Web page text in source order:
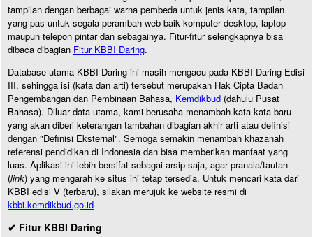
tampilan dengan berbagai warna pembeda untuk jenis kata, tampilan
yang pas untuk segala perambah web baik komputer desktop, laptop
maupun telepon pintar dan sebagainya. Fitur-fitur selengkapnya bisa
dibaca dibagian Fitur KBBI Daring.
Database utama KBBI Daring ini masih mengacu pada KBBI Daring Edisi
III, sehingga isi (kata dan arti) tersebut merupakan Hak Cipta Badan
Pengembangan dan Pembinaan Bahasa, Kemdikbud (dahulu Pusat
Bahasa). Diluar data utama, kami berusaha menambah kata-kata baru
yang akan diberi keterangan tambahan dibagian akhir arti atau definisi
dengan "Definisi Eksternal". Semoga semakin menambah khazanah
referensi pendidikan di Indonesia dan bisa memberikan manfaat yang
luas. Aplikasi ini lebih bersifat sebagai arsip saja, agar pranala/tautan
(link) yang mengarah ke situs ini tetap tersedia. Untuk mencari kata dari
KBBI edisi V (terbaru), silakan merujuk ke website resmi di
kbbi.kemdikbud.go.id
✔ Fitur KBBI Daring